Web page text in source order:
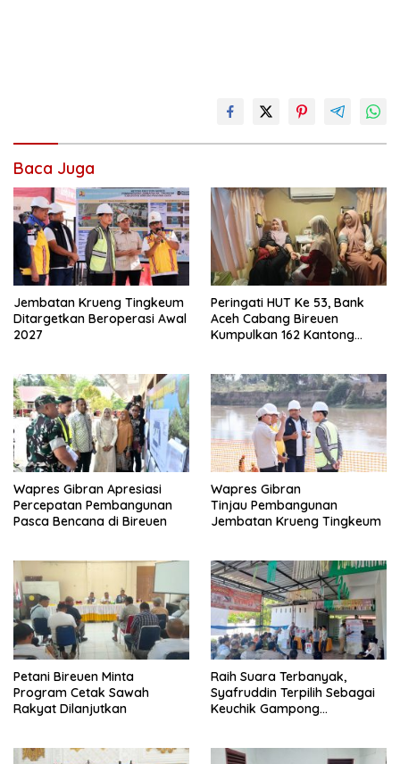
Baca Juga
Jembatan Krueng Tingkeum
Ditargetkan Beroperasi Awal
2027
Peringati HUT Ke 53, Bank
Aceh Cabang Bireuen
Kumpulkan 162 Kantong
Wapres Gibran Apresiasi
Percepatan Pembangunan
Pasca Bencana di Bireuen
Wapres Gibran
Tinjau Pembangunan
Jembatan Krueng Tingkeum
Petani Bireuen Minta
Program Cetak Sawah
Rakyat Dilanjutkan
Raih Suara Terbanyak,
Syafruddin Terpilih Sebagai
Keuchik Gampong